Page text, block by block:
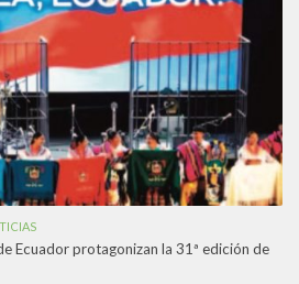
Ecuador protagonizan la 31ª edición de